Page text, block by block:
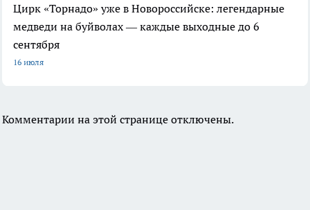
Цирк «Торнадо» уже в Новороссийске: легендарные
медведи на буйволах — каждые выходные до 6
сентября
16 июля
Комментарии на этой странице отключены.